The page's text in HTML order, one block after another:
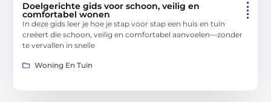
Doelgerichte gids voor schoon, veilig en
comfortabel wonen
In deze gids leer je hoe je stap voor stap een huis en tuin
creëert die schoon, veilig en comfortabel aanvoelen—zonder
te vervallen in snelle
Woning En Tuin